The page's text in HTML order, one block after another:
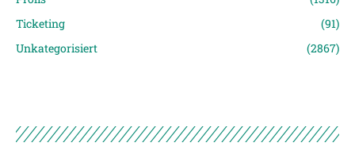
Ticketing
(91)
Unkategorisiert
(2867)